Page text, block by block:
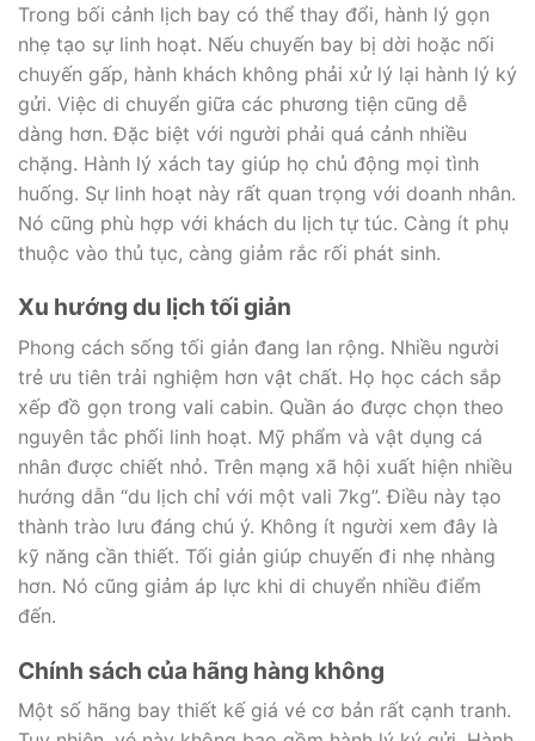
Trong bối cảnh lịch bay có thể thay đổi, hành lý gọn
nhẹ tạo sự linh hoạt. Nếu chuyến bay bị dời hoặc nối
chuyến gấp, hành khách không phải xử lý lại hành lý ký
gửi. Việc di chuyển giữa các phương tiện cũng dễ
dàng hơn. Đặc biệt với người phải quá cảnh nhiều
chặng. Hành lý xách tay giúp họ chủ động mọi tình
huống. Sự linh hoạt này rất quan trọng với doanh nhân.
Nó cũng phù hợp với khách du lịch tự túc. Càng ít phụ
thuộc vào thủ tục, càng giảm rắc rối phát sinh.
Xu hướng du lịch tối giản
Phong cách sống tối giản đang lan rộng. Nhiều người
trẻ ưu tiên trải nghiệm hơn vật chất. Họ học cách sắp
xếp đồ gọn trong vali cabin. Quần áo được chọn theo
nguyên tắc phối linh hoạt. Mỹ phẩm và vật dụng cá
nhân được chiết nhỏ. Trên mạng xã hội xuất hiện nhiều
hướng dẫn “du lịch chỉ với một vali 7kg”. Điều này tạo
thành trào lưu đáng chú ý. Không ít người xem đây là
kỹ năng cần thiết. Tối giản giúp chuyến đi nhẹ nhàng
hơn. Nó cũng giảm áp lực khi di chuyển nhiều điểm
đến.
Chính sách của hãng hàng không
Một số hãng bay thiết kế giá vé cơ bản rất cạnh tranh.